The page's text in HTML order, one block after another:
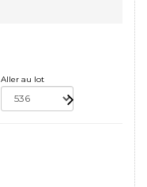
Aller au lot